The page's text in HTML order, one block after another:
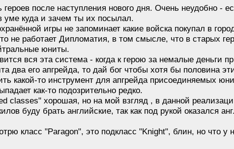
героев после наступления нового дня. Очень неудобно -
уме куда и зачем ты их посылал.
игры не запоминает какие войска покупал в
не работает Дипломатия, в том смысле, что в старых
юниты.
вся эта система - когда к герою за немалые деньги
два его апгрейда, то дай бог чтобы хотя бы половина
какой-то инструмент для апгрейда присоединяемых
как-то подозрительно редко.
classes" хорошая, но на мой взгляд , в данной
буду брать английские, так как под рукой оказался
класс "Paragon", это подкласс "Knight", блин, но что у